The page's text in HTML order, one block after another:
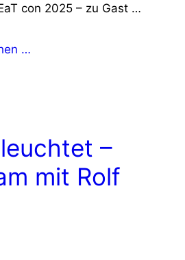
con 2025 – zu Gast …
…
–
mit Rolf